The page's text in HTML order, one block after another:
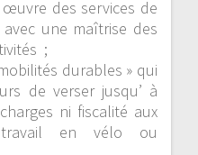
des services de
avec une maîtrise des
;
durables » qui
de verser jusqu’ à
ni fiscalité aux
en vélo ou